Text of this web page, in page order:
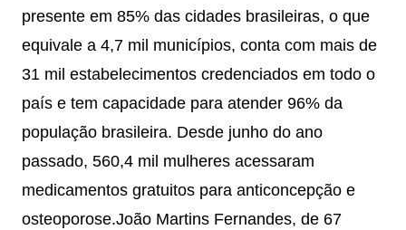
presente em 85% das cidades brasileiras, o que
equivale a 4,7 mil municípios, conta com mais de
31 mil estabelecimentos credenciados em todo o
país e tem capacidade para atender 96% da
população brasileira. Desde junho do ano
passado, 560,4 mil mulheres acessaram
medicamentos gratuitos para anticoncepção e
osteoporose.João Martins Fernandes, de 67